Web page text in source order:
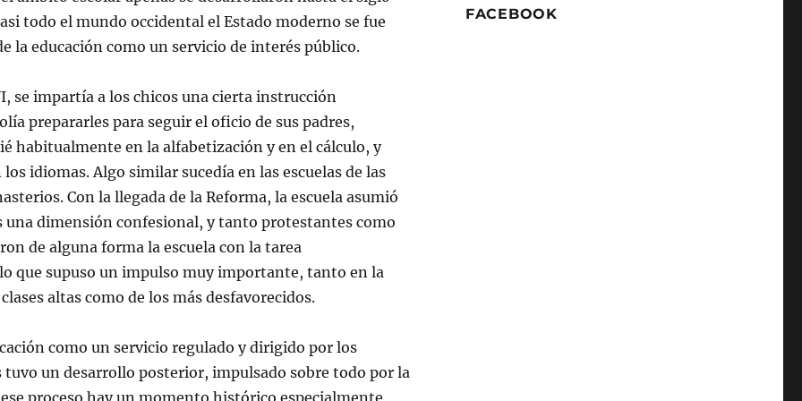
t
s
A
p
p
a
r
e
n
u
n
a
v
n
a
a
u
e
)
e
e
n
u
n
n
t
a
n
a
n
u
e
v
a
)
p
o
r
c
o
e
o
l
c
t
r
ó
n
i
o
u
a
i
g
S
e
a
b
r
todo el mundo occidental el Estado moderno se fue
la educación como un servicio de interés público.
se impartía a los chicos una cierta instrucción
prepararles para seguir el oficio de sus padres,
habitualmente en la alfabetización y en el cálculo, y
los idiomas. Algo similar sucedía en las escuelas de las
Con la llegada de la Reforma, la escuela asumió
una dimensión confesional, y tanto protestantes como
de alguna forma la escuela con la tarea
que supuso un impulso muy importante, tanto en la
altas como de los más desfavorecidos.
como un servicio regulado y dirigido por los
tuvo un desarrollo posterior, impulsado sobre todo por la
proceso hay un momento histórico especialmente
FACEBOOK